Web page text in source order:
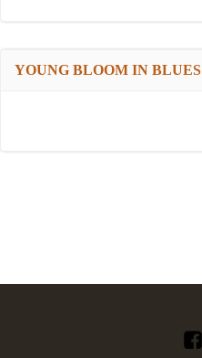
YOUNG BLOOM IN BLUES